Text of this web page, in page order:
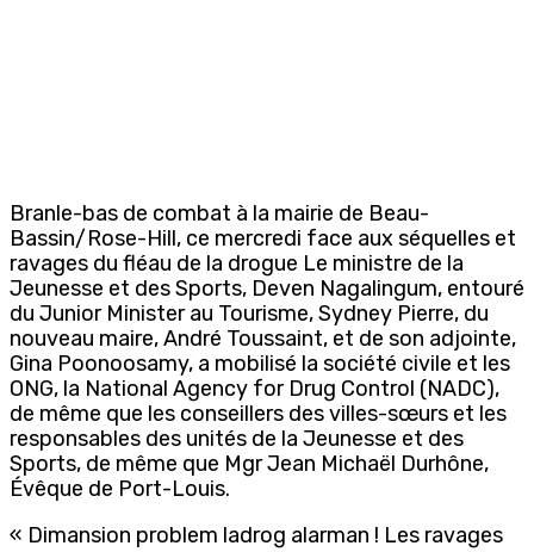
Branle-bas de combat à la mairie de Beau-
Bassin/Rose-Hill, ce mercredi face aux séquelles et
ravages du fléau de la drogue Le ministre de la
Jeunesse et des Sports, Deven Nagalingum, entouré
du Junior Minister au Tourisme, Sydney Pierre, du
nouveau maire, André Toussaint, et de son adjointe,
Gina Poonoosamy, a mobilisé la société civile et les
ONG, la National Agency for Drug Control (NADC),
de même que les conseillers des villes-sœurs et les
responsables des unités de la Jeunesse et des
Sports, de même que Mgr Jean Michaël Durhône,
Évêque de Port-Louis.
« Dimansion problem ladrog alarman ! Les ravages